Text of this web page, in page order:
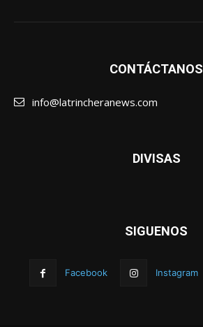
CONTÁCTANOS
info@latrincheranews.com
DIVISAS
SIGUENOS
Facebook Instagram